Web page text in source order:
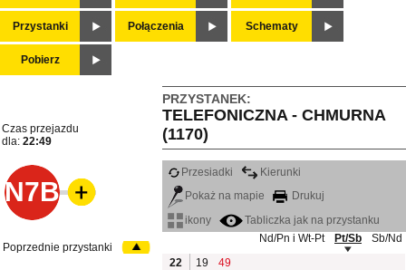
Przystanki Połączenia Schematy
Pobierz
PRZYSTANEK:
TELEFONICZNA - CHMURNA
(1170)
Czas przejazdu
dla: 22:49
N7B
Przesiadki
Kierunki
Pokaż na mapie
Drukuj
ikony
Tabliczka jak na przystanku
Nd/Pn i Wt-Pt
Pt/Sb
Sb/Nd
22
19
49
Poprzednie przystanki